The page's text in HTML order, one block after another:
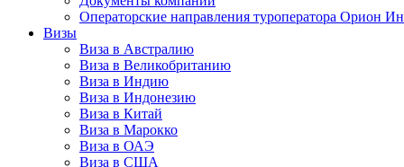
Операторские направления туроператора Орион
Визы
Виза в Австралию
Виза в Великобританию
Виза в Индию
Виза в Индонезию
Виза в Китай
Виза в Марокко
Виза в ОАЭ
Виза в США